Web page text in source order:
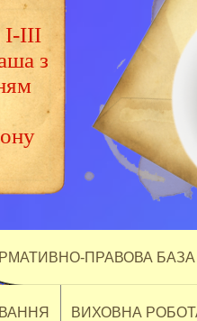
ІІІ
з
ПРАВОВА БАЗА
ВИХОВНА